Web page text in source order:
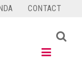
CONTACT